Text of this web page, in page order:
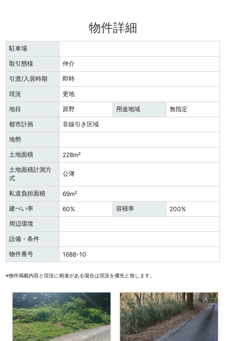
物件詳細
駐車場
取引態様
仲介
引渡/入居時期
即時
現況
更地
地目
原野 用途地域
無指定
都市計画
非線引き区域
地勢
土地面積
228m²
土地面積計測方
式
公簿
私道負担面積
69m²
建ぺい率
60% 容積率
200%
周辺環境
設備・条件
物件番号
1688-10
※物件掲載内容と現況に相違がある場合は現況を優先と致します。